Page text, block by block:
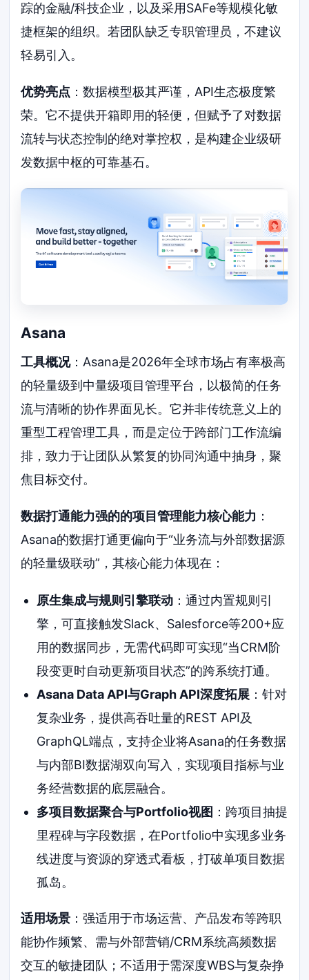
踪的金融/科技企业，以及采用SAFe等规模化敏
捷框架的组织。若团队缺乏专职管理员，不建议
轻易引入。
优势亮点 ：数据模型极其严谨，API生态极度繁
荣。它不提供开箱即用的轻便，但赋予了对数据
流转与状态控制的绝对掌控权，是构建企业级研
发数据中枢的可靠基石。
Asana
工具概况：Asana是2026年全球市场占有率极高
的轻量级到中量级项目管理平台，以极简的任务
流与清晰的协作界面见长。它并非传统意义上的
重型工程管理工具，而是定位于跨部门工作流编
排，致力于让团队从繁复的协同沟通中抽身，聚
焦目标交付。
数据打通能力强的的项目管理能力核心能力 ：
Asana的数据打通更偏向于“业务流与外部数据源
的轻量级联动”，其核心能力体现在：
原生集成与规则引擎联动：通过内置规则引
擎，可直接触发Slack、Salesforce等200+应
用的数据同步，无需代码即可实现“当CRM阶
段变更时自动更新项目状态”的跨系统打通。
Asana Data API与Graph API深度拓展：针对
复杂业务，提供高吞吐量的REST API及
GraphQL端点，支持企业将Asana的任务数据
与内部BI数据湖双向写入，实现项目指标与业
务经营数据的底层融合。
多项目数据聚合与Portfolio视图 ：跨项目抽提
里程碑与字段数据，在Portfolio中实现多业务
线进度与资源的穿透式看板，打破单项目数据
孤岛。
适用场景 ：强适用于市场运营、产品发布等跨职
能协作频繁、需与外部营销/CRM系统高频数据
交互的敏捷团队；不适用于需深度WBS与复杂挣